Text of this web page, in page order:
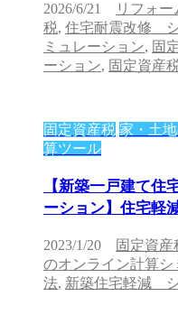
2026/6/21 リフォ
税, 住宅耐震改修
ミュレーション, 固
ーション, 固定資産
固定資産税 家・土
算ツール
【新築一戸建て住
ーション】住宅軽
2023/1/20 固定資
のオンライン計算シ
法, 新築住宅軽減